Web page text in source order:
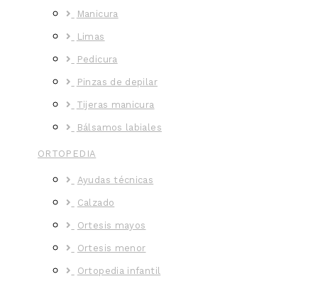
Manicura
Limas
Pedicura
Pinzas de depilar
Tijeras manicura
Bálsamos labiales
ORTOPEDIA
Ayudas técnicas
Calzado
Ortesis mayos
Ortesis menor
Ortopedia infantil